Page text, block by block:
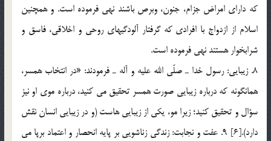
كه داراي امراض جزام، جنون، وبرص باشند نهي فرموده است. و همچنين
اسلام از ازدواج با افرادي كه گرفتار آلودگيهاي روحي و اخلاقي، فاسق و
شرابخوار هستند نهي فرموده است.
8. زيبايي: رسول خدا ـ صلّي الله عليه و آله ـ فرمودند: «در انتخاب همسر،
همانگونه كه درباره زيبايي صورت همسر تحقيق مي كنيد، درباره موي او نيز
سؤال و تحقيق كنيد؛ زيرا مو، يكي از زيبايي هاست (و در زيبايي انسان نقش
دارد).[6] 9. عفت و نجابت: زندگي زناشويي بر پايه انحصار و اعتماد برپا مي